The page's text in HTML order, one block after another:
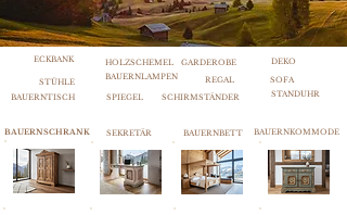
BAUERNTISCH SPIEGEL SCHIRMSTÄNDER
BAUERNSCHRANK SEKRETÄR BAUERNBETT
STANDUHR
BAUERNKOMMODE
BAUERNLAMPEN REGAL SOFA
ECKBANK
STÜHLE
HOLZSCHEMEL GARDEROBE DEKO